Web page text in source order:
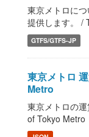
東京メトロに
提供します。 /
GTFS/GTFS-JP
東京メトロ
Metro
東京メトロの
of Tokyo Metro